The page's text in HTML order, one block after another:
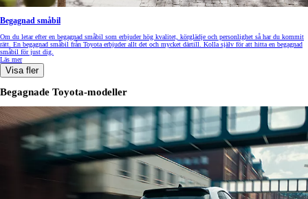
Begagnad småbil
Om du letar efter en begagnad småbil som erbjuder hög kvalitet, körglädje och personlighet så har du kommit
rätt. En begagnad småbil från Toyota erbjuder allt det och mycket därtill. Kolla själv för att hitta en begagnad
småbil för just dig.
Läs mer
Visa fler
Begagnade Toyota-modeller